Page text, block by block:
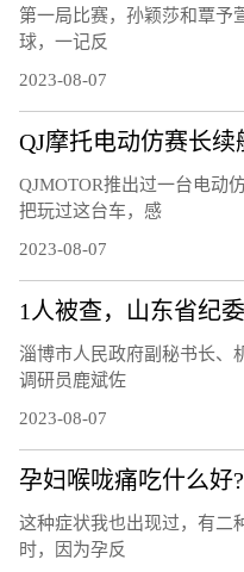
第一局比赛，孙颖莎和覃予
球，一记反
2023-08-07
QJMOTOR推出过一台电动
把玩过这台车，感
2023-08-07
1人被查，山东省纪
淄博市人民政府副秘书长、
调研员鹿斌佐
2023-08-07
孕妇喉咙痛吃什么好?
这种症状我也出现过，有二
时，因为孕反